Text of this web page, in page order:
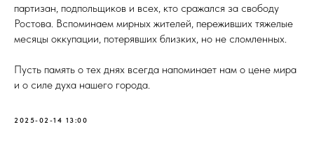
партизан, подпольщиков и всех, кто сражался за свободу
Ростова. Вспоминаем мирных жителей, переживших тяжелые
месяцы оккупации, потерявших близких, но не сломленных.
Пусть память о тех днях всегда напоминает нам о цене мира
и о силе духа нашего города.
2025-02-14 13:00